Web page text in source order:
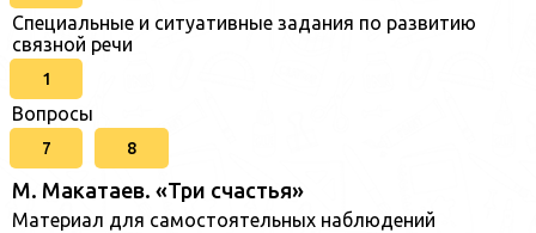
Специальные и ситуативные задания по развитию
связной речи
1
Вопросы
7 8
М. Макатаев. «Три счастья»
Материал для самостоятельных наблюдений